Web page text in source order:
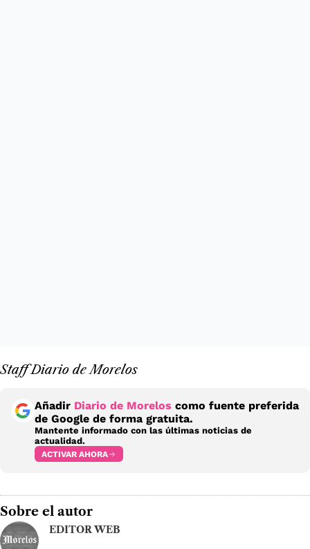
Staff Diario de Morelos
Añadir Diario de Morelos como fuente preferida
de Google de forma gratuita.
Mantente informado con las últimas noticias de
actualidad.
ACTIVAR AHORA
Sobre el autor
EDITOR WEB